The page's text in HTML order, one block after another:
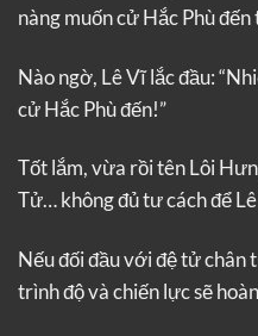
nàng muốn cử Hắc Phù
Nào ngờ, Lê Vĩ lắc đầu:
cử Hắc Phù đến!”
Tốt lắm, vừa rồi tên Lôi
Tử… không đủ tư cách để
Nếu đối đầu với đệ tử chân
trình độ và chiến lực sẽ